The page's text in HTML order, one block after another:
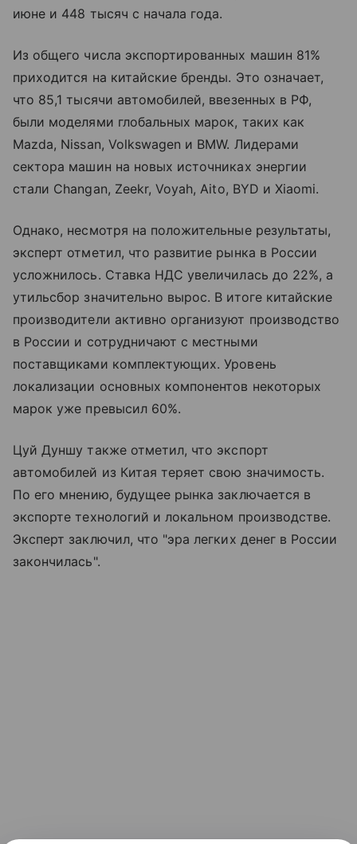
июне и 448 тысяч с начала года.
Из общего числа экспортированных машин 81%
приходится на китайские бренды. Это означает,
что 85,1 тысячи автомобилей, ввезенных в РФ,
были моделями глобальных марок, таких как
Mazda, Nissan, Volkswagen и BMW. Лидерами
сектора машин на новых источниках энергии
стали Changan, Zeekr, Voyah, Aito, BYD и Xiaomi.
Однако, несмотря на положительные результаты,
эксперт отметил, что развитие рынка в России
усложнилось. Ставка НДС увеличилась до 22%, а
утильсбор значительно вырос. В итоге китайские
производители активно организуют производство
в России и сотрудничают с местными
поставщиками комплектующих. Уровень
локализации основных компонентов некоторых
марок уже превысил 60%.
Цуй Дуншу также отметил, что экспорт
автомобилей из Китая теряет свою значимость.
По его мнению, будущее рынка заключается в
экспорте технологий и локальном производстве.
Эксперт заключил, что "эра легких денег в России
закончилась".